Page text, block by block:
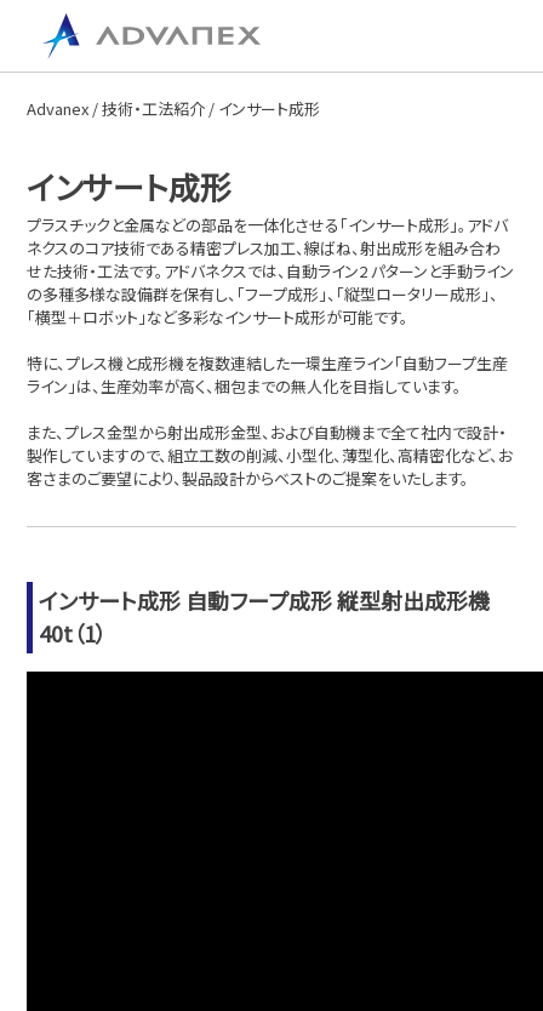
Advanex/技術・工法紹介/ インサート成形
インサート成形
プラスチックと金属などの部品を一体化させる「インサート成形」。アドバ
ネクスのコア技術である精密プレス加工、線ばね、射出成形を組み合わ
せた技術・工法です。アドバネクスでは、自動ライン2 パターンと手動ライン
の多種多様な設備群を保有し、「フープ成形」、「縦型ロータリー成形」、
「横型＋ロボット」など多彩なインサート成形が可能です。
特に、プレス機と成形機を複数連結した一環生産ライン「自動フープ生産
ライン」は、生産効率が高く、梱包までの無人化を目指しています。
また、プレス金型から射出成形金型、および自動機まで全て社内で設計・
製作していますので、組立工数の削減、小型化、薄型化、高精密化など、お
客さまのご要望により、製品設計からベストのご提案をいたします。
インサート成形 自動フープ成形 縦型射出成形機
40t（1）